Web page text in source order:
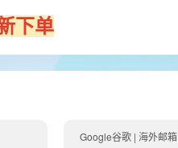
下单
Google谷歌 | 海外邮箱